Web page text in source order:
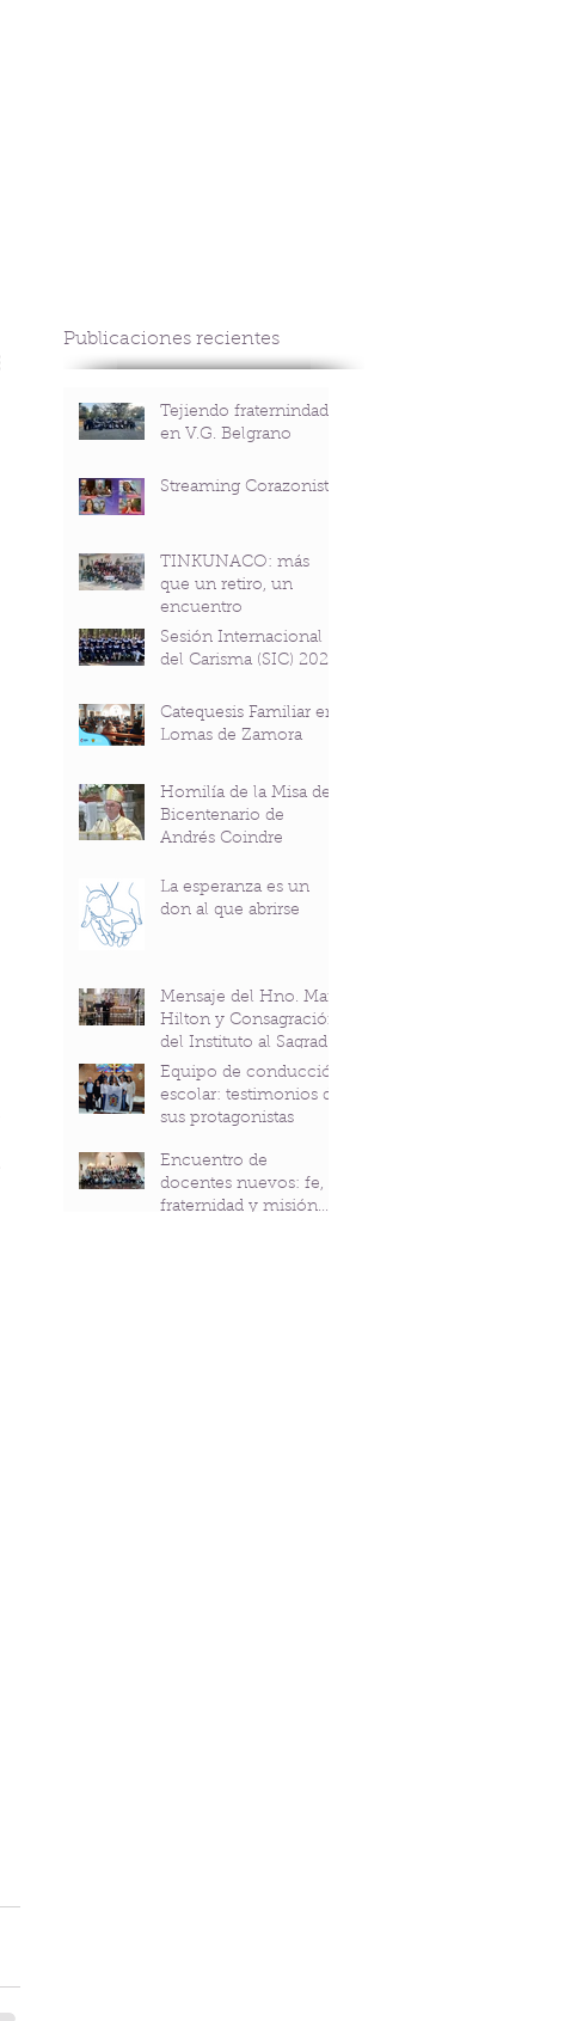
Publicaciones recientes
Tejiendo fraternindad
en V.G. Belgrano
Streaming Corazonista
TINKUNACO: más
que un retiro, un
encuentro
Sesión Internacional
del Carisma (SIC) 2026
Catequesis Familiar en
Lomas de Zamora
Homilía de la Misa del
Bicentenario de
Andrés Coindre
La esperanza es un
don al que abrirse
Mensaje del Hno. Mark
Hilton y Consagración
del Instituto al Sagrado
Corazón en el
Bicentenario del P.
Andrés Coindre
Equipo de conducción
escolar: testimonios de
sus protagonistas
Encuentro de
docentes nuevos: fe,
fraternidad y misión